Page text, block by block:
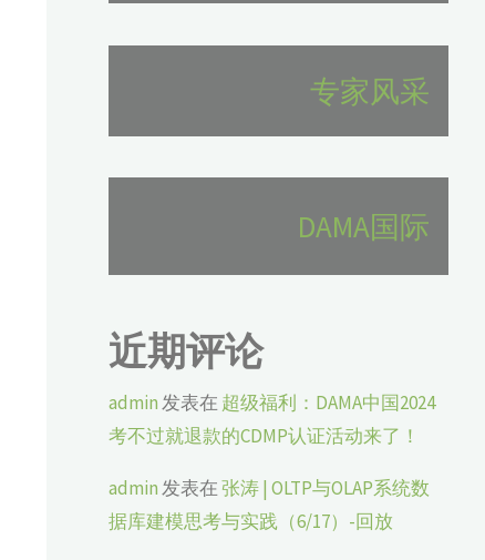
专家风采
DAMA国际
近期评论
admin发表在超级福利：DAMA中国2024
考不过就退款的CDMP认证活动来了！
admin发表在张涛 | OLTP与OLAP系统数
据库建模思考与实践（6/17）-回放